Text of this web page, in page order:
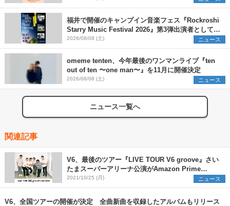
福井で開催のキャンプイン音楽フェス『Rockroshi
Starry Music Festival 2026』第3弾出演者として
SCOOBIE DO、かりゆし58、Reiを発表
2026/08/08 (土) ニュース
omeme tenten、今年最後のワンマンライブ『ten
out of ten 〜one man〜』を11月に開催決定
2026/08/08 (土) ニュース
ニュース一覧へ
関連記事
V6、最後のツアー『LIVE TOUR V6 groove』さい
たまスーパーアリーナ公演がAmazon Prime
Videoで見放題独占配信へ
2021/10/25 (月) ニュース
V6、全国ツアーの開催が決定 全曲新曲を収録したアルバムもリリース